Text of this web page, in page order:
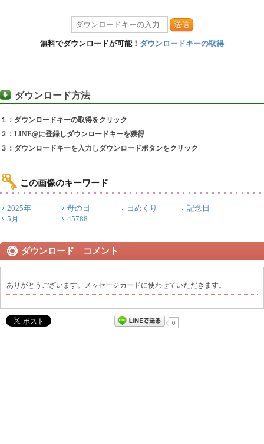
送信
無料でダウンロードが可能！ ダウンロードキーの取得
ダウンロード方法
１：ダウンロードキーの取得をクリック
２：LINE@に登録しダウンロードキーを獲得
３：ダウンロードキーを入力しダウンロードボタンをクリック
この画像のキーワード
2025年 母の日 日めくり
記念日
5月
45788
ダウンロード コメント
ありがとうございます。メッセージカードに使わせていただきます。
0